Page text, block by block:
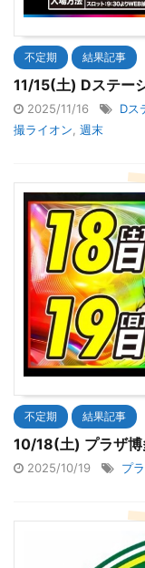
不定期 結果記事
11/15(土) Dステー
2025/11/16 Dス
撮ライオン, 週末
不定期 結果記事
10/18(土) プラザ博
2025/10/19 プ